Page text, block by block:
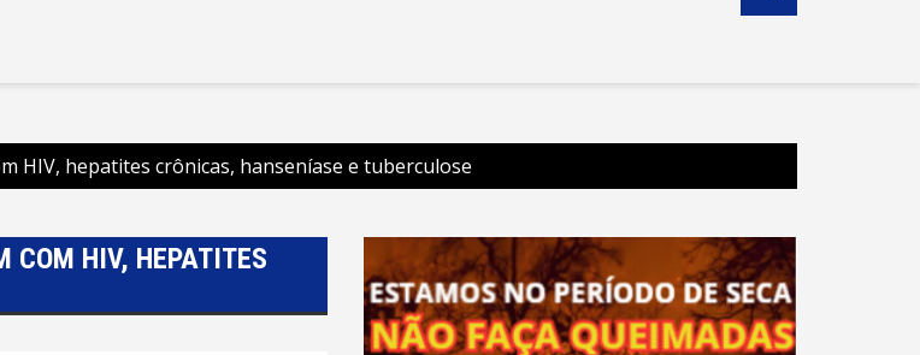
HIV, hepatites crônicas, hanseníase e tuberculose
COM HIV, HEPATITES